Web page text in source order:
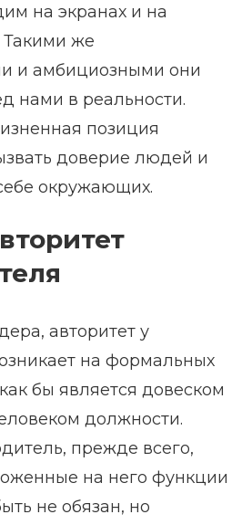
на экранах и на
Такими же
и амбициозными они
нами в реальности.
позиция
доверие людей и
окружающих.
авторитет у
на формальных
бы является довеском
должности.
прежде всего,
на него функции
не обязан, но